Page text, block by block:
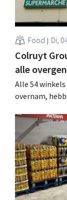
Food Di,
Colruyt
alle
Alle 54
overnam,
Al is die